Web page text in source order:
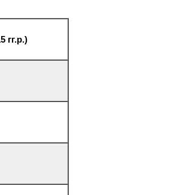
гг.р.)